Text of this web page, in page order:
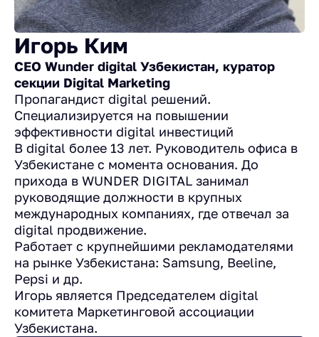
Игорь Ким
CEO Wunder digital Узбекистан, куратор
секции Digital Marketing
Пропагандист digital решений.
Специализируется на повышении
эффективности digital инвестиций
В digital более 13 лет. Руководитель офиса в
Узбекистане с момента основания. До
прихода в WUNDER DIGITAL занимал
руководящие должности в крупных
международных компаниях, где отвечал за
digital продвижение.
Работает с крупнейшими рекламодателями
на рынке Узбекистана: Samsung, Beeline,
Pepsi и др.
Игорь является Председателем digital
комитета Маркетинговой ассоциации
Узбекистана.